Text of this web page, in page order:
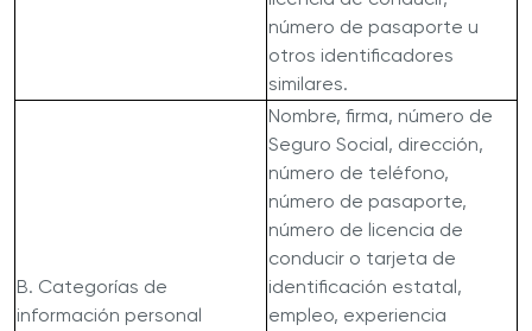
número de pasaporte u
otros identificadores
similares.
B. Categorías de
información personal
Nombre, firma, número de
Seguro Social, dirección,
número de teléfono,
número de pasaporte,
número de licencia de
conducir o tarjeta de
identificación estatal,
empleo, experiencia